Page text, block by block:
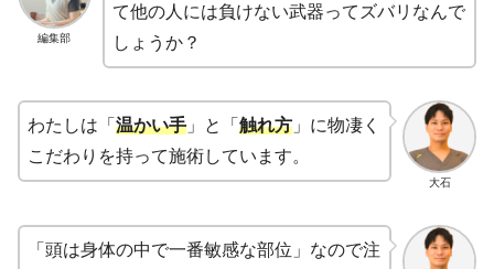
編集部
て他の人には負けない武器ってズバリなんで
しょうか？
大石
わたしは「 温かい手 」と「 触れ方 」に物凄く
こだわりを持って施術しています。
「頭は身体の中で一番敏感な部位」なので注